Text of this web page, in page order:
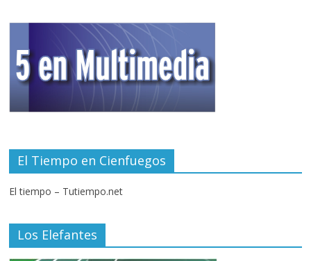
El Tiempo en Cienfuegos
El tiempo – Tutiempo.net
Los Elefantes